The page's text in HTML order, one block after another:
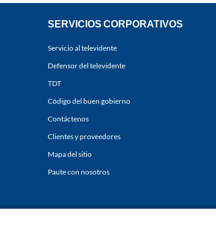
SERVICIOS CORPORATIVOS
Servicio al televidente
Defensor del televidente
TDT
Código del buen gobierno
Contáctenos
Clientes y proveedores
Mapa del sitio
Paute con nosotros